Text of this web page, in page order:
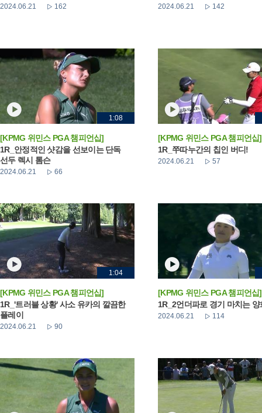
2024.06.21 162 2024.06.21 142
1:08
[KPMG 위민스 PGA 챔피언십]
1R_안정적인 샷감을 선보이는 단독
선두 렉시 톰슨
2024.06.21 66
[KPMG 위민스 PGA 챔피언십]
1R_쭈따누간의 칩인 버디!
2024.06.21 57
1:04
[KPMG 위민스 PGA 챔피언십]
1R_'트러블 상황' 사소 유카의 깔끔한
플레이
2024.06.21 90
[KPMG 위민스 PGA 챔피언십]
1R_2언더파로 경기 마치는 양
2024.06.21 114